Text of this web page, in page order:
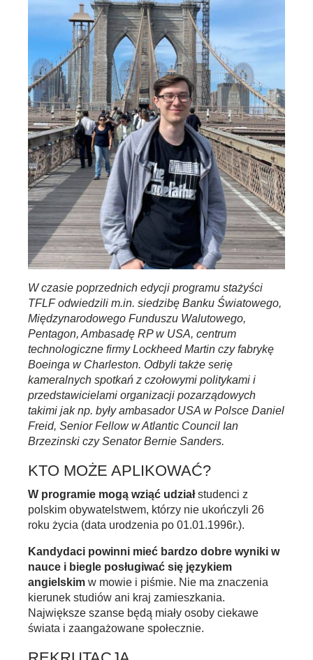
W czasie poprzednich edycji programu stażyści
TFLF odwiedzili m.in. siedzibę Banku Światowego,
Międzynarodowego Funduszu Walutowego,
Pentagon, Ambasadę RP w USA, centrum
technologiczne firmy Lockheed Martin czy fabrykę
Boeinga w Charleston. Odbyli także serię
kameralnych spotkań z czołowymi politykami i
przedstawicielami organizacji pozarządowych
takimi jak np. były ambasador USA w Polsce Daniel
Freid, Senior Fellow w Atlantic Council Ian
Brzezinski czy Senator Bernie Sanders.
KTO MOŻE APLIKOWAĆ?
W programie mogą wziąć udziałstudenci z
polskim obywatelstwem, którzy nie ukończyli 26
roku życia (data urodzenia po 01.01.1996r.).
Kandydaci powinni mieć bardzo dobre wyniki w
nauce i biegle posługiwać się językiem
angielskim w mowie i piśmie. Nie ma znaczenia
kierunek studiów ani kraj zamieszkania.
Największe szanse będą miały osoby ciekawe
świata i zaangażowane społecznie.